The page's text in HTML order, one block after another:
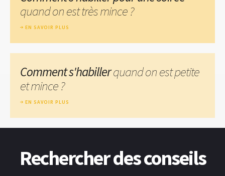
quand on est très mince ?
EN SAVOIR PLUS
Comment s'habillerquand on est petite
et mince ?
EN SAVOIR PLUS
Rechercher des conseils